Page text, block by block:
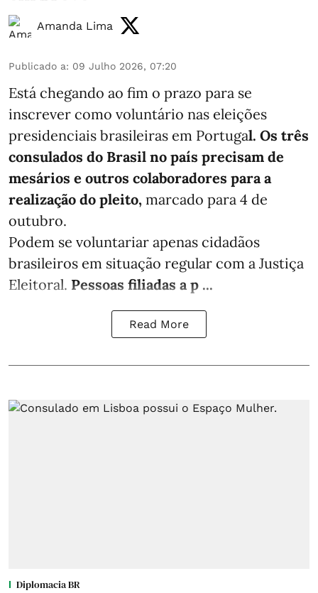
Amanda Lima
Publicado a: 09 Julho 2026, 07:20
Está chegando ao fim o prazo para se
inscrever como voluntário nas eleições
presidenciais brasileiras em Portugal. Os três
consulados do Brasil no país precisam de
mesários e outros colaboradores para a
realização do pleito, marcado para 4 de
outubro.
Podem se voluntariar apenas cidadãos
brasileiros em situação regular com a Justiça
Eleitoral. Pessoas filiadas a p ...
Read More
Diplomacia BR